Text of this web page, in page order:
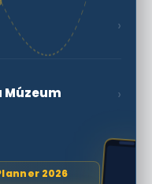
›
Múzeum ›
2026